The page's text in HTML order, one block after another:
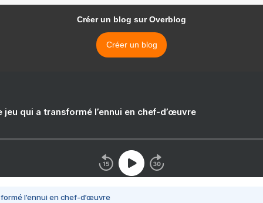
Créer un blog sur Overblog
Créer un blog
jeu qui a transformé l’ennui en chef-d’œuvre
l’ennui en chef-d’œuvre